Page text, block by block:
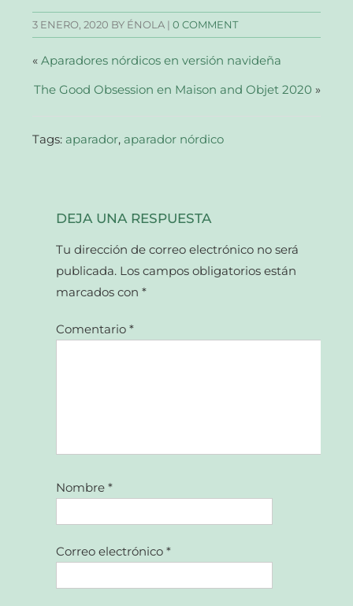
una
ventana
nueva)
una
ventana
nueva)
una
ventana
nueva)
a
un
amigo
abre
en
ventana
3 ENERO, 2020 BY ÉNOLA |0 COMMENT
«Aparadores nórdicos en versión navideña
The Good Obsession en Maison and Objet 2020 »
Tags: aparador, aparador nórdico
DEJA UNA RESPUESTA
Tu dirección de correo electrónico no será
publicada. Los campos obligatorios están
marcados con*
Comentario*
Nombre*
Correo electrónico*